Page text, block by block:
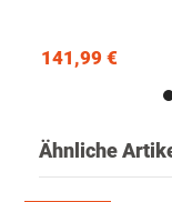
141,99 €
Ähnliche